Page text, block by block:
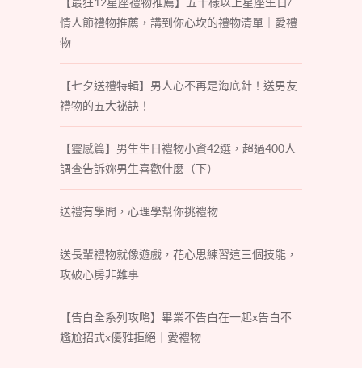
情人節禮物推薦，講到你心坎的禮物清單｜愛禮
物
【七夕送禮特輯】男人心不再是海底針！送男友
禮物的五大祕訣！
【靈感篇】男生生日禮物小資42選，超過400人
調查告訴妳男生喜歡什麼（下）
送禮有學問，心理學幫你挑禮物
送長輩禮物就像遊戲，花心思練習這三個技能，
攻破心房非難事
【告白全系列攻略】畢業不告白在一起x告白不
尷尬招式x優雅拒絕｜愛禮物